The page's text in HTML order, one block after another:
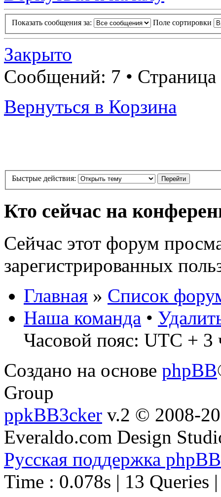
Показать сообщения за: Поле сортировки
Закрыто
Сообщений: 7 • Страница
Вернуться в Корзина
Быстрые действия:
Кто сейчас на
Сейчас этот форум
зарегистрированных
Главная » Список
Наша команда •
Часовой пояс: UTC + 3
Создано на основе phpBB
Group
ppkBB3cker v.2 © 2008-
Everaldo.com Design
Русская поддержка phpBB
Time : 0.078s | 13 Queries